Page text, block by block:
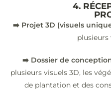
4.
➡️ Projet 3D (visuels
plusieurs
➡️ Dossier de
plusieurs visuels 3D, les
de plantation et des